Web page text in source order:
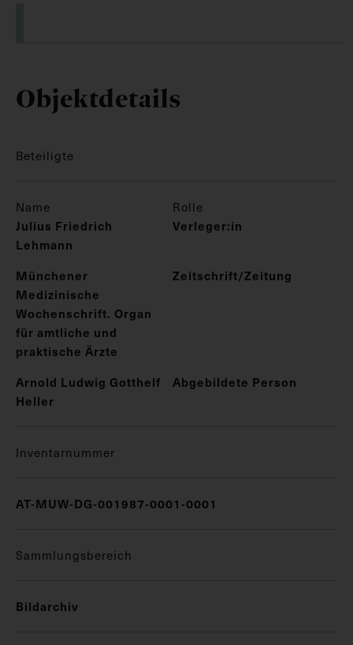
Objektdetails
Beteiligte
Name Rolle
Julius Friedrich
Lehmann
Verleger:in
Münchener
Medizinische
Wochenschrift. Organ
für amtliche und
praktische Ärzte
Zeitschrift/Zeitung
Arnold Ludwig Gotthelf
Heller
Abgebildete Person
Inventarnummer
AT-MUW-DG-001987-0001-0001
Sammlungsbereich
Bildarchiv